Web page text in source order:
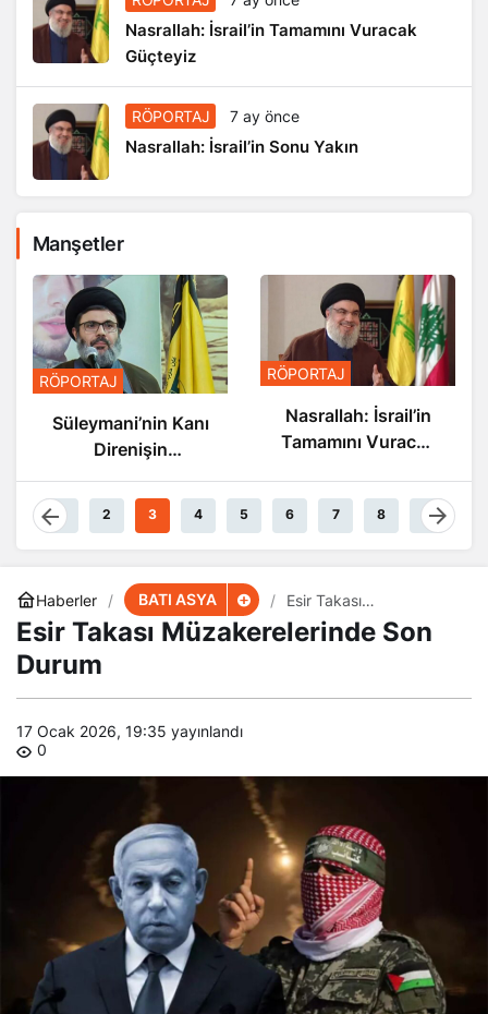
Nasrallah: İsrail’in Tamamını Vuracak
Güçteyiz
RÖPORTAJ 7 ay önce
Nasrallah: İsrail’in Sonu Yakın
Manşetler
RÖPORTAJ
Süleymani’nin Kanı
Direnişin
Damarlarında
Akıyor
RÖPORTAJ
Nasrallah: İsrail’in
Tamamını Vuracak
1 2 3 4 5 6 7 8 9
Haberler BATI ASYA
Esir Takası
Müzakerelerinde Son
Durum
Esir Takası Müzakerelerinde Son
Durum
17 Ocak 2026, 19:35 yayınlandı
0